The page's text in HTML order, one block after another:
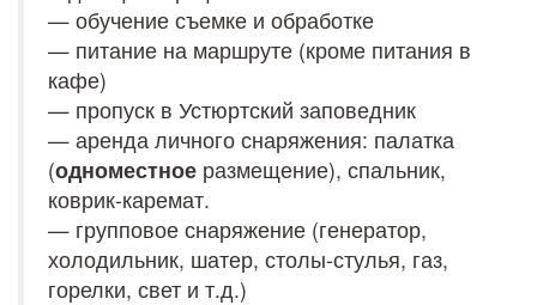
— обучение съемке и обработке
— питание на маршруте (кроме питания в
кафе)
— пропуск в Устюртский заповедник
— аренда личного снаряжения: палатка
(одноместное размещение), спальник,
коврик-каремат.
— групповое снаряжение (генератор,
холодильник, шатер, столы-стулья, газ,
горелки, свет и т.д.)